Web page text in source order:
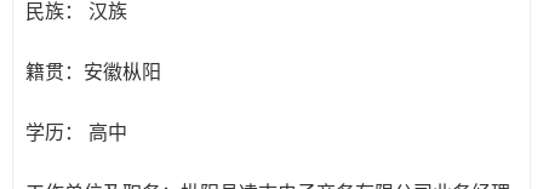
民族： 汉族
籍贯： 安徽枞阳
学历： 高中